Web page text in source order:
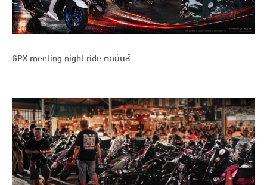
GPX meeting night ride ติดมันส์